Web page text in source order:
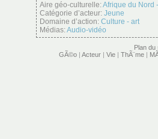
Aire géo-culturelle:Afrique du Nord
Catégorie d’acteur: Jeune
Domaine d’action: Culture - art
Médias:Audio-vidéo
Plan du
GÃ©o | Acteur | Vie | ThÃ¨me |